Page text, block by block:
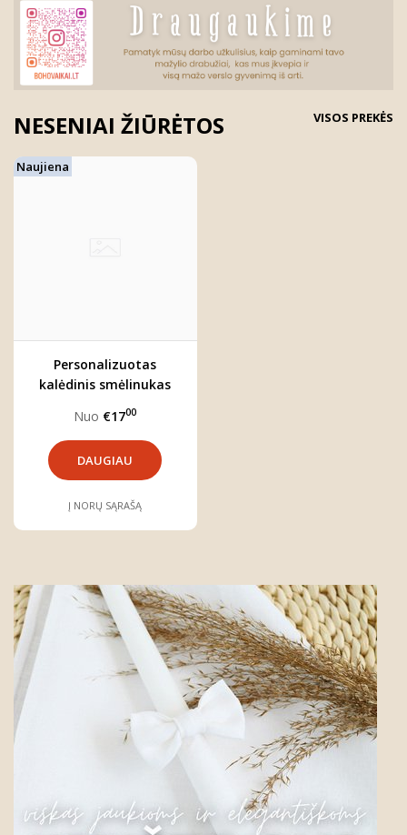
NESENIAI ŽIŪRĖTOS VISOS PREKĖS
Naujiena
Personalizuotas
kalėdinis smėlinukas
Nuo €1700
DAUGIAU
Į NORŲ SĄRAŠĄ